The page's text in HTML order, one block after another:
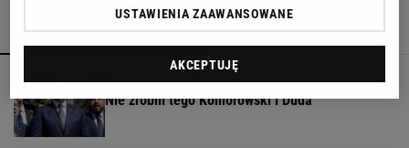
POLECAMY WIĘCEJ TEMATÓW
Jest oficjalne potwierdzenie ws. Nawrockiego.
Nie zrobili tego Komorowski i Duda
USTAWIENIA ZAAWANSOWANE
AKCEPTUJĘ